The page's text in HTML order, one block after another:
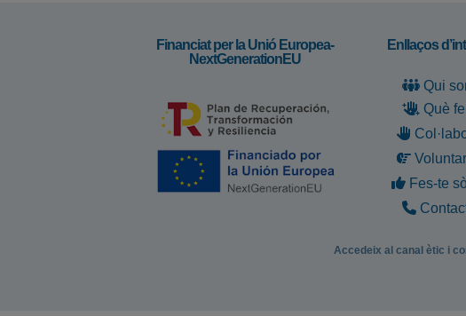
Financiat per la Unió Europea-
NextGenerationEU
Enllaços
Qui
Què
Fes-te
Accedeix al canal ètic i